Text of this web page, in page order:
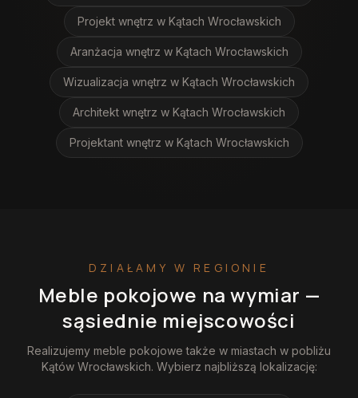
Projekt wnętrz w Kątach Wrocławskich
Aranżacja wnętrz w Kątach Wrocławskich
Wizualizacja wnętrz w Kątach Wrocławskich
Architekt wnętrz w Kątach Wrocławskich
Projektant wnętrz w Kątach Wrocławskich
DZIAŁAMY W REGIONIE
Meble pokojowe na wymiar —
sąsiednie miejscowości
Realizujemy meble pokojowe także w miastach w pobliżu
Kątów Wrocławskich. Wybierz najbliższą lokalizację: